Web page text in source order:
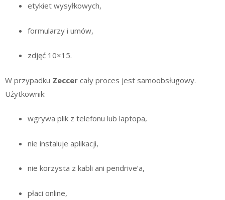
etykiet wysyłkowych,
formularzy i umów,
zdjęć 10×15.
W przypadku Zeccer cały proces jest samoobsługowy.
Użytkownik:
wgrywa plik z telefonu lub laptopa,
nie instaluje aplikacji,
nie korzysta z kabli ani pendrive’a,
płaci online,